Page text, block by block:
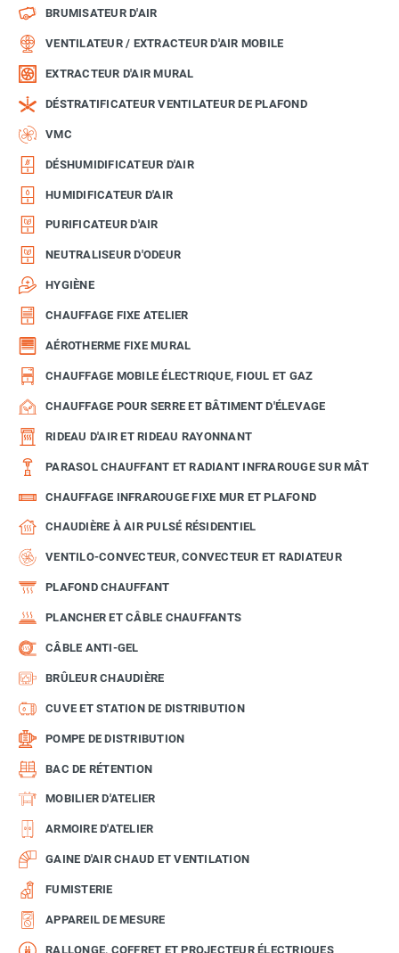
BRUMISATEUR D'AIR
VENTILATEUR / EXTRACTEUR D'AIR MOBILE
EXTRACTEUR D'AIR MURAL
DÉSTRATIFICATEUR VENTILATEUR DE PLAFOND
VMC
DÉSHUMIDIFICATEUR D'AIR
HUMIDIFICATEUR D'AIR
PURIFICATEUR D'AIR
NEUTRALISEUR D'ODEUR
HYGIÈNE
CHAUFFAGE FIXE ATELIER
AÉROTHERME FIXE MURAL
CHAUFFAGE MOBILE ÉLECTRIQUE, FIOUL ET GAZ
CHAUFFAGE POUR SERRE ET BÂTIMENT D'ÉLEVAGE
RIDEAU D'AIR ET RIDEAU RAYONNANT
PARASOL CHAUFFANT ET RADIANT INFRAROUGE SUR MÂT
CHAUFFAGE INFRAROUGE FIXE MUR ET PLAFOND
CHAUDIÈRE À AIR PULSÉ RÉSIDENTIEL
VENTILO-CONVECTEUR, CONVECTEUR ET RADIATEUR
PLAFOND CHAUFFANT
PLANCHER ET CÂBLE CHAUFFANTS
CÂBLE ANTI-GEL
BRÛLEUR CHAUDIÈRE
CUVE ET STATION DE DISTRIBUTION
POMPE DE DISTRIBUTION
BAC DE RÉTENTION
MOBILIER D'ATELIER
ARMOIRE D'ATELIER
GAINE D'AIR CHAUD ET VENTILATION
FUMISTERIE
APPAREIL DE MESURE
RALLONGE, COFFRET ET PROJECTEUR ÉLECTRIQUES